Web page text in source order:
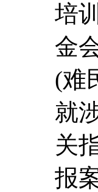
培
金
(难
就
关
报